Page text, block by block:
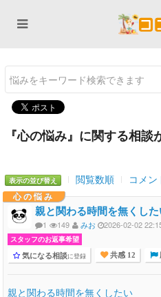
『心の悩み』に関する相談
表示の並び替え 閲覧数順 コメ
心の悩み
親と関わる時間を無くし
1 149 みお 2026-02-02
スタッフのお返事希望
気になる相談に登録 共感 12
親と関わる時間を無くしたい